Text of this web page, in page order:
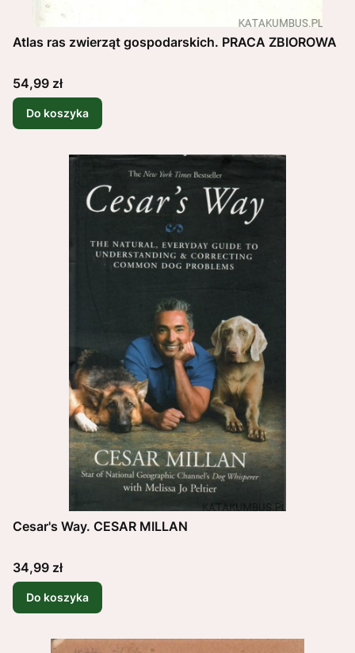
Atlas ras zwierząt gospodarskich. PRACA ZBIOROWA
Cena
54,99 zł
Do koszyka
Cesar's Way. CESAR MILLAN
Cena
34,99 zł
Do koszyka